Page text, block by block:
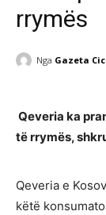
rrymës
Nga Gazeta
Qeveria ka
të rrymës,
Qeveria e
këtë